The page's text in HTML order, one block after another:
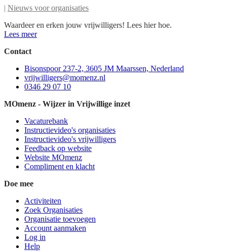
| Nieuws voor organisaties
Waardeer en erken jouw vrijwilligers! Lees hier hoe.
Lees meer
Contact
Bisonspoor 237-2, 3605 JM Maarssen, Nederland
vrijwilligers@momenz.nl
0346 29 07 10
MOmenz - Wijzer in Vrijwillige inzet
Vacaturebank
Instructievideo's organisaties
Instructievideo's vrijwilligers
Feedback op website
Website MOmenz
Compliment en klacht
Doe mee
Activiteiten
Zoek Organisaties
Organisatie toevoegen
Account aanmaken
Log in
Help